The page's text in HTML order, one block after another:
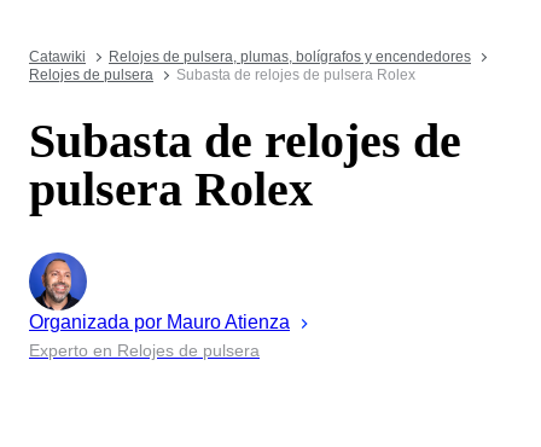
Catawiki
Relojes de pulsera, plumas, bolígrafos y encendedores
Relojes de pulsera
Subasta de relojes de pulsera Rolex
Subasta de relojes de
pulsera Rolex
Organizada por MauroAtienza
Experto en Relojes de pulsera